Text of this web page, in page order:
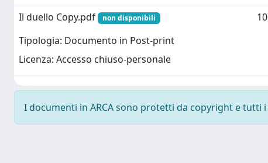
Il duello Copy.pdf
non disponibili
Tipologia: Documento in Post-print
Licenza: Accesso chiuso-personale
I documenti in ARCA sono protetti da copyright e tutti